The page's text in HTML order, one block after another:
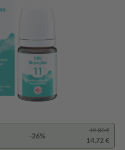
-26%
19,80 €
14,72 €